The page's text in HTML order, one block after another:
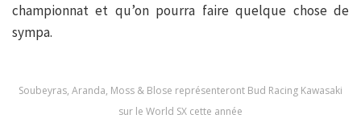
championnat et qu’on pourra faire quelque chose de
sympa.
Soubeyras, Aranda, Moss & Blose représenteront Bud Racing Kawasaki
sur le World SX cette année